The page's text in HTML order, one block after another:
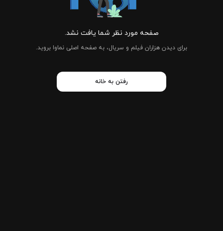
صفحه مورد نظر شما یافت نشد.
برای دیدن هزاران فیلم و سریال، به صفحه اصلی نماوا بروید.
رفتن به خانه